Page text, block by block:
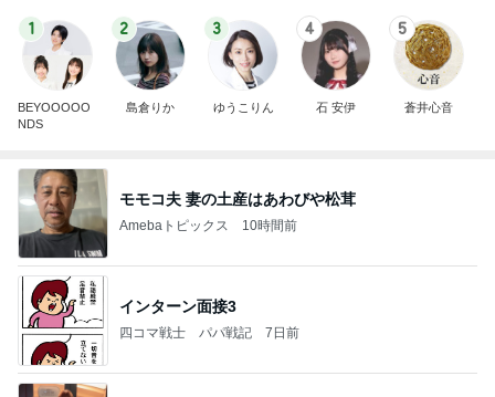
1
BEYOOOOO
NDS
2
島倉りか
3
ゆうこりん
4
石 安伊
5
蒼井心音
モモコ夫 妻の土産はあわびや松茸
Amebaトピックス 10時間前
インターン面接3
四コマ戦士 パパ戦記 7日前